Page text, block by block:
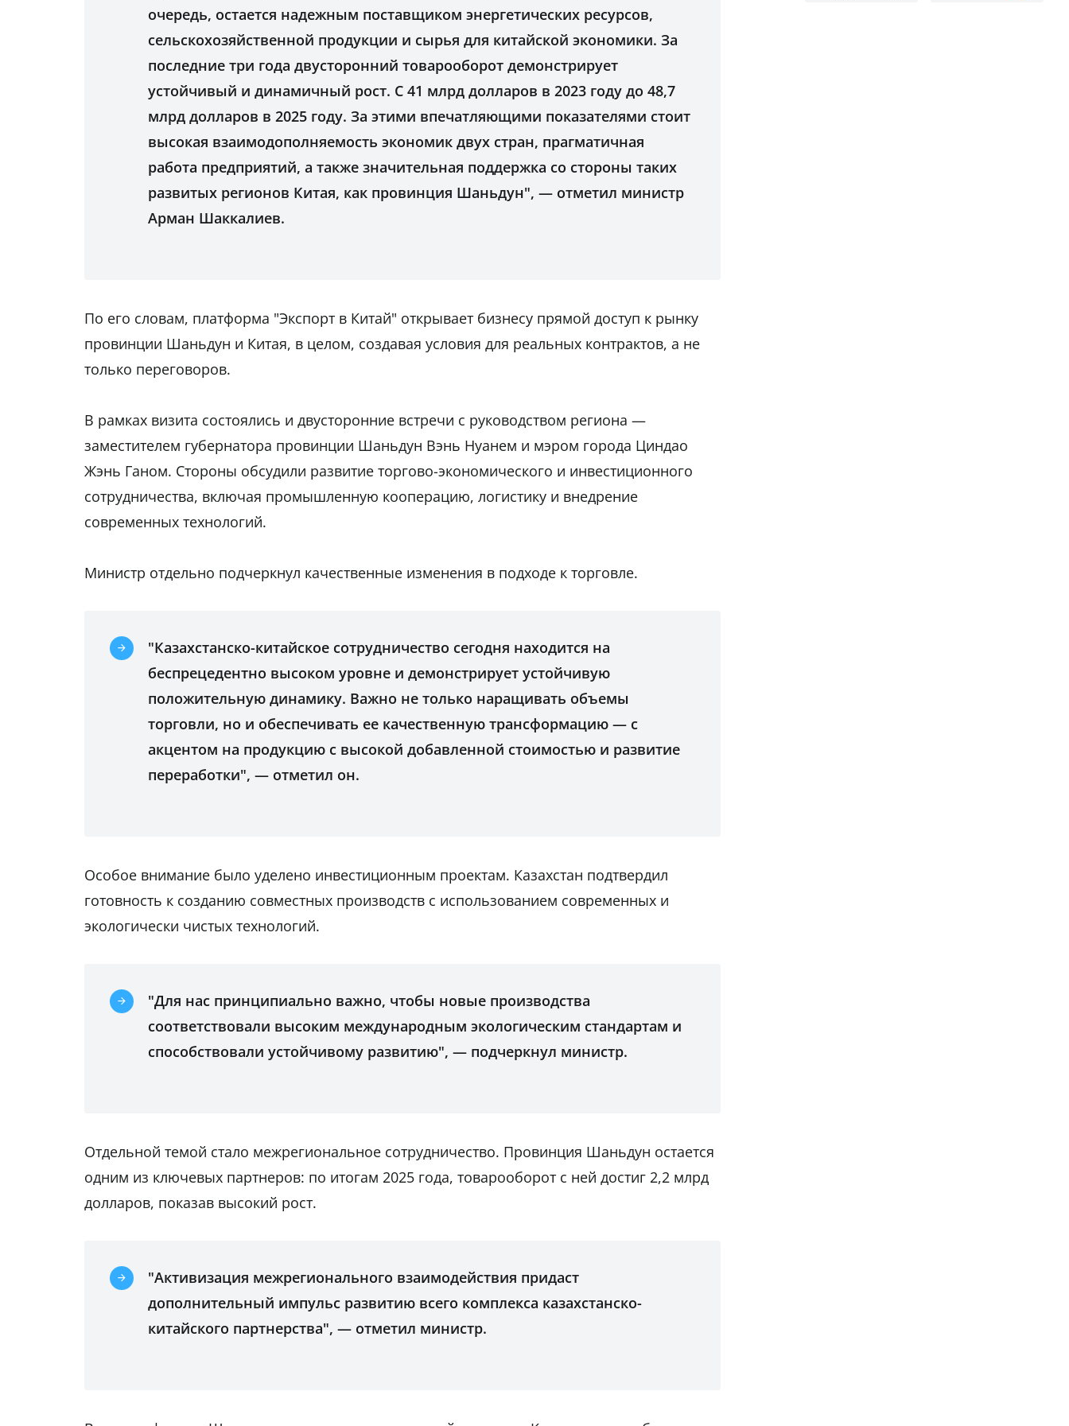
очередь, остается надежным поставщиком энергетических ресурсов,
сельскохозяйственной продукции и сырья для китайской экономики. За
последние три года двусторонний товарооборот демонстрирует
устойчивый и динамичный рост. С 41 млрд долларов в 2023 году до 48,7
млрд долларов в 2025 году. За этими впечатляющими показателями стоит
высокая взаимодополняемость экономик двух стран, прагматичная
работа предприятий, а также значительная поддержка со стороны таких
развитых регионов Китая, как провинция Шаньдун", — отметил министр
Арман Шаккалиев.
По его словам, платформа "Экспорт в Китай" открывает бизнесу прямой доступ к рынку
провинции Шаньдун и Китая, в целом, создавая условия для реальных контрактов, а не
только переговоров.
В рамках визита состоялись и двусторонние встречи с руководством региона —
заместителем губернатора провинции Шаньдун Вэнь Нуанем и мэром города Циндао
Жэнь Ганом. Стороны обсудили развитие торгово-экономического и инвестиционного
сотрудничества, включая промышленную кооперацию, логистику и внедрение
современных технологий.
Министр отдельно подчеркнул качественные изменения в подходе к торговле.
"Казахстанско-китайское сотрудничество сегодня находится на
беспрецедентно высоком уровне и демонстрирует устойчивую
положительную динамику. Важно не только наращивать объемы
торговли, но и обеспечивать ее качественную трансформацию — с
акцентом на продукцию с высокой добавленной стоимостью и развитие
переработки", — отметил он.
Особое внимание было уделено инвестиционным проектам. Казахстан подтвердил
готовность к созданию совместных производств с использованием современных и
экологически чистых технологий.
"Для нас принципиально важно, чтобы новые производства
соответствовали высоким международным экологическим стандартам и
способствовали устойчивому развитию", — подчеркнул министр.
Отдельной темой стало межрегиональное сотрудничество. Провинция Шаньдун остается
одним из ключевых партнеров: по итогам 2025 года, товарооборот с ней достиг 2,2 млрд
долларов, показав высокий рост.
"Активизация межрегионального взаимодействия придаст
дополнительный импульс развитию всего комплекса казахстанско-
китайского партнерства", — отметил министр.